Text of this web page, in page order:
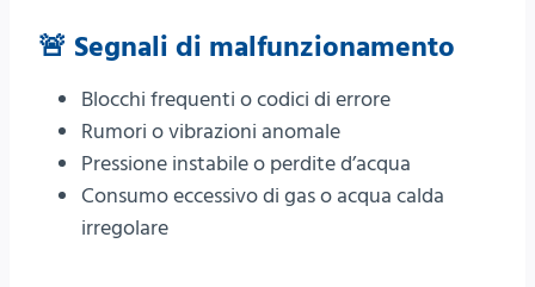
🚨 Segnali di malfunzionamento
Blocchi frequenti o codici di errore
Rumori o vibrazioni anomale
Pressione instabile o perdite d’acqua
Consumo eccessivo di gas o acqua calda
irregolare